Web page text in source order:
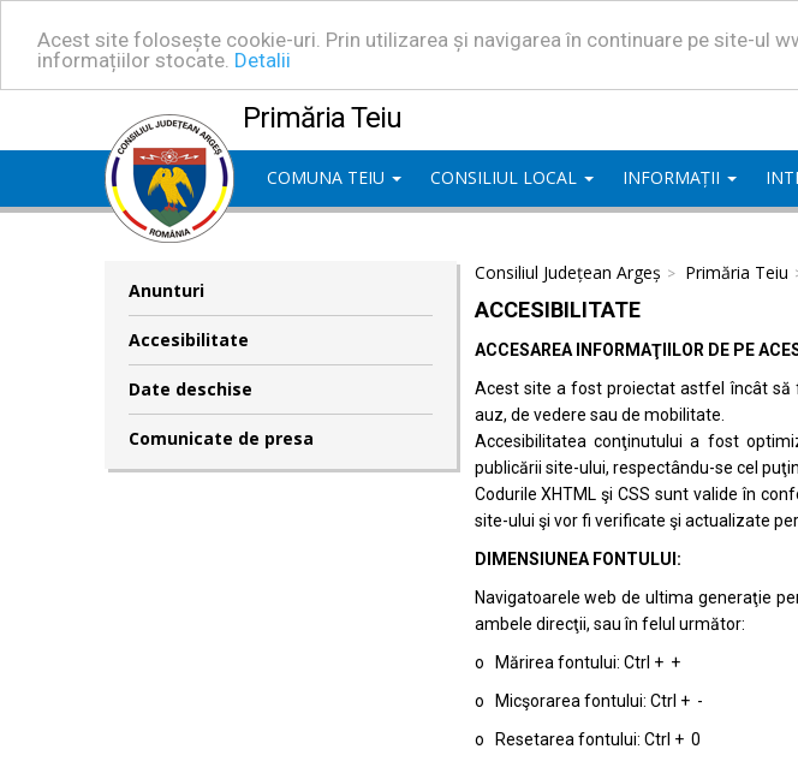
Acest site folosește cookie-uri. Prin utilizarea și navigarea în continuare pe site-ul
informațiilor stocate. Detalii
Primăria Teiu
COMUNA TEIU CONSILIUL LOCAL INFORMAȚII
Anunturi
Accesibilitate
Date deschise
Comunicate de presa
Consiliul Județean Argeș Primăria Teiu
ACCESIBILITATE
ACCESAREA INFORMAŢIILOR DE PE
Acest site a fost proiectat astfel încât să
auz, de vedere sau de mobilitate.
Accesibilitatea conţinutului a fost
publicării site-ului, respectându-se cel
Codurile XHTML şi CSS sunt valide în
site-ului şi vor fi verificate şi actualizate
DIMENSIUNEA FONTULUI:
Navigatoarele web de ultima generaţie
ambele direcţii, sau în felul următor:
o Mărirea fontului: Ctrl + +
o Micşorarea fontului: Ctrl + -
o Resetarea fontului: Ctrl + 0